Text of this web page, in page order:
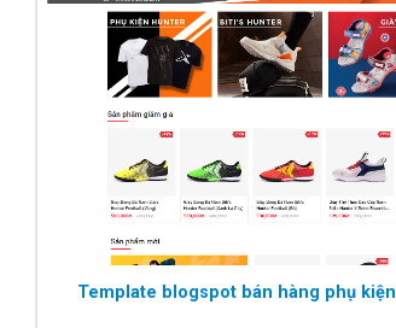
Template blogspot bán hàng phụ